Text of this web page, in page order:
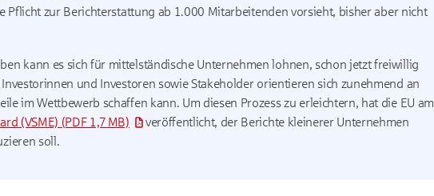
Pflicht zur Berichterstattung ab 1.000 Mitarbeitenden vorsieht, bisher aber nicht
kann es sich für mittelständische Unternehmen lohnen, schon jetzt freiwillig
und Investoren sowie Stakeholder orientieren sich zunehmend an
im Wettbewerb schaffen kann. Um diesen Prozess zu erleichtern, hat die EU am
(VSME) (PDF 1,7 MB)
veröffentlicht, der Berichte kleinerer Unternehmen
soll.